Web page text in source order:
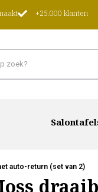
+25.000 klanten
auto-return (set van 2)